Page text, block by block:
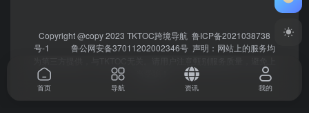
Copyright @copy 2023 TKTOC跨境导航 鲁ICP备2021038738
号-1
鲁公网安备37011202002346号 声明：网站上的服务均
首页 导航 资讯 我的